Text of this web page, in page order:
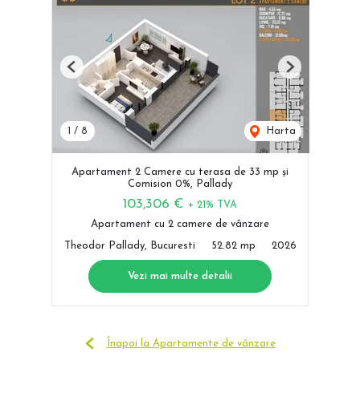
1 / 8 Harta
Previous Next
Apartament 2 Camere cu terasa de 33 mp și
Comision 0%, Pallady
103,306 € + 21% TVA
Apartament cu 2 camere de vânzare
Theodor Pallady, Bucuresti 52.82 mp 2026
Vezi mai multe detalii
Înapoi la Apartamente de vânzare